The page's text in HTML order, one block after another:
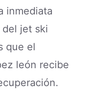
inmediata
jet ski
que el
león recibe